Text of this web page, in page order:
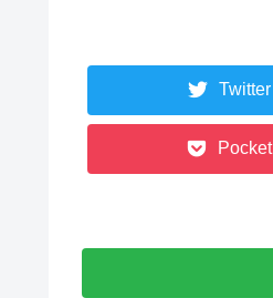
Twitter
Pocket